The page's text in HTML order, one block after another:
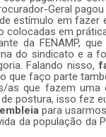
Geral pagou
estímulo em fazer
em
da FENAMP,
do sindicato e a
Falando nisso,
faço parte
as que fazem
postura, isso fez
para
da população da